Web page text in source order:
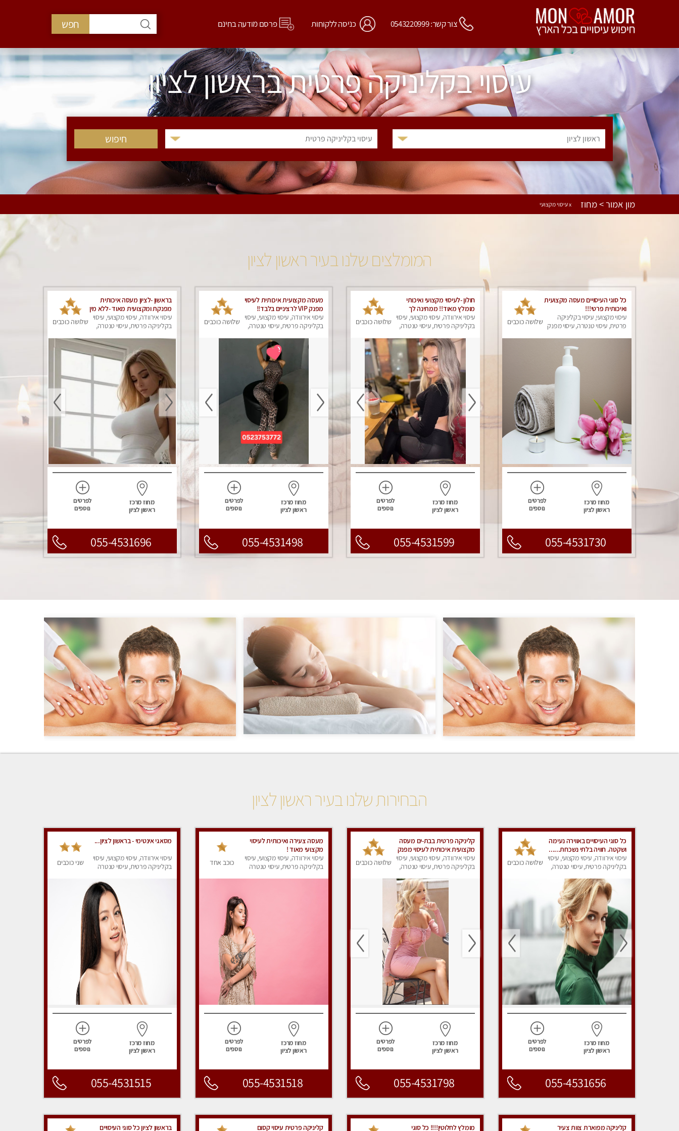
צור קשר: 0543220999 כניסה ללקוחות פרסם מודעה בחינם חפש
עיסוי בקליניקה פרטית בראשון לציון
ראשון לציון עיסוי בקליניקה פרטית
מון אמור > מחוז x עיסוי מקצועי
המומלצים שלנו בעיר ראשון לציון
כל סוגי העיסויים מעסה מקצועית
ואיכותית פרטי!!!
עיסוי מקצועי, עיסוי בקליניקה
פרטית, עיסוי טנטרה, עיסוי מפנק שלושה כוכבים
מחוז מרכז
ראשון לציון
לפרטים
נוספים
055-4531730
חולון -לעיסוי מקצועי ואיכותי
מומלץ מאוד!! ממתינה לך
שתגיע מעסה פרטית-ללא מין !!
עיסוי אירוודה, עיסוי מקצועי, עיסוי
בקליניקה פרטית, עיסוי טנטרה,
שלושה כוכבים
מחוז מרכז
ראשון לציון
לפרטים
נוספים
055-4531599
מעסה מקצועית איכותית לעיסוי
מפנק VIP לרציניים בלבד!!
עיסוי אירוודה, עיסוי מקצועי, עיסוי
בקליניקה פרטית, עיסוי טנטרה,
שלושה כוכבים
מחוז מרכז
ראשון לציון
לפרטים
נוספים
055-4531498
בראשון -לציון מעסה איכותית
מפנקת ומקצועית מאוד -ללא מין
עיסוי אירוודה, עיסוי מקצועי, עיסוי
בקליניקה פרטית, עיסוי טנטרה,
שלושה כוכבים
מחוז מרכז
ראשון לציון
לפרטים
נוספים
055-4531696
הבחירות שלנו בעיר ראשון לציון
כל סוגי העיסויים באווירה נעימה
ושקטה. חוויה בלתי נשכחת......
עיסוי אירוודה, עיסוי מקצועי, עיסוי
בקליניקה פרטית, עיסוי טנטרה,
שלושה כוכבים
מחוז מרכז
ראשון לציון
לפרטים
נוספים
055-4531656
קליניקה פרטית בבת-ים מעסה
מקצועית איכותית לעיסוי מפנק
VIP לרציניים בלבד!!
עיסוי אירוודה, עיסוי מקצועי, עיסוי
בקליניקה פרטית, עיסוי טנטרה,
שלושה כוכבים
מחוז מרכז
ראשון לציון
לפרטים
נוספים
055-4531798
מעסה צעירה ואיכותית לעיסוי
מקצועי מאוד !
עיסוי אירוודה, עיסוי מקצועי, עיסוי
בקליניקה פרטית, עיסוי טנטרה
כוכב אחד
מחוז מרכז
ראשון לציון
לפרטים
נוספים
055-4531518
מסאגי אינטימי - בראשון לציון...
עיסוי אירוודה, עיסוי מקצועי, עיסוי
בקליניקה פרטית, עיסוי טנטרה
שני כוכבים
מחוז מרכז
ראשון לציון
לפרטים
נוספים
055-4531515
קליניקה מפוארת צוות צעיר
מומלץ לחלוטין!!!! כל סוגי
קליניקה פרטית עיסוי קסום
בראשון לציון כל סוגי העיסויים